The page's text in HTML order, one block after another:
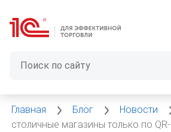
Главная Блог Новости
столичные магазины только по